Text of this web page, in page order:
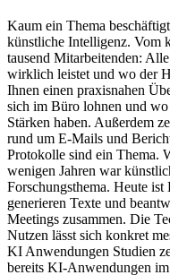
Kaum ein Thema
künstliche Intelligenz. Vom
tausend Mitarbeitenden:
wirklich leistet und wo der
Ihnen einen praxisnahen
sich im Büro lohnen und
Stärken haben. Außerdem
rund um E-Mails und
Protokolle sind ein Thema.
wenigen Jahren war
Forschungsthema. Heute
generieren Texte und
Meetings zusammen. Die
Nutzen lässt sich konkret
KI Anwendungen Studien
bereits KI-Anwendungen